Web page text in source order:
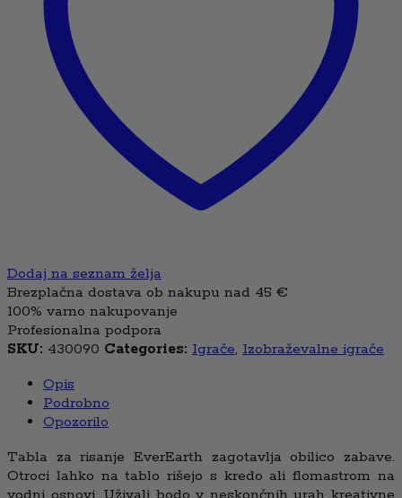
Dodaj na seznam želja
Brezplačna dostava ob nakupu nad 45 €
100% varno nakupovanje
Profesionalna podpora
SKU: 430090 Categories: Igrače, Izobraževalne igrače
Opis
Podrobno
Opozorilo
Tabla za risanje EverEarth zagotavlja obilico zabave.
Otroci lahko na tablo rišejo s kredo ali flomastrom na